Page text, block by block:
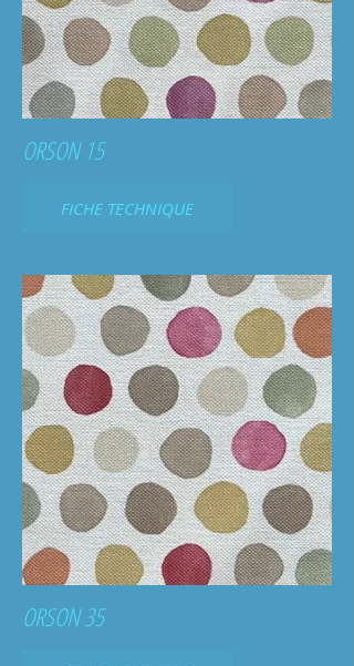
ORSON 15
FICHE TECHNIQUE
ORSON 35